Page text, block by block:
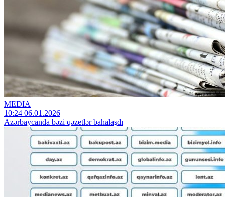
MEDIA
10:24 06.01.2026
Azərbaycanda bəzi qəzetlər bahalaşdı